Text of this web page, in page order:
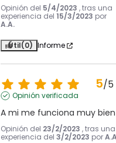
Opinión del 5/4/2023 , tras una
experiencia del 15/3/2023 por
A.A.
Útil(0) Informe
5/5
Opinión verificada
A mi me funciona muy bien
Opinión del 23/2/2023 , tras una
experiencia del 3/2/2023 por